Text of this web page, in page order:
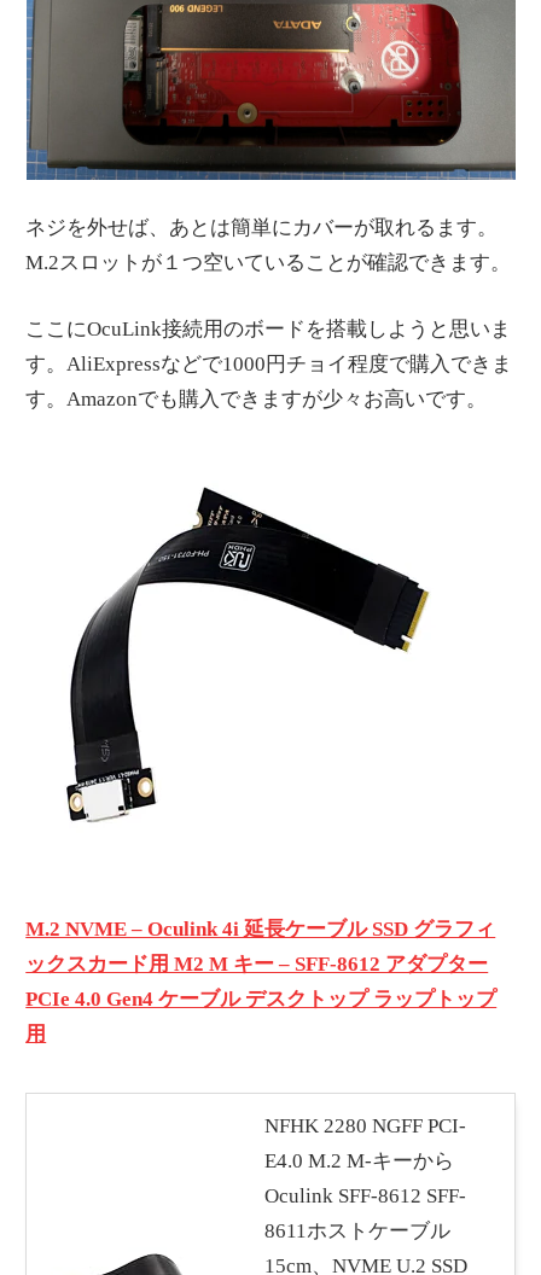
ネジを外せば、あとは簡単にカバーが取れるます。
M.2スロットが１つ空いていることが確認できます。
ここにOcuLink接続用のボードを搭載しようと思いま
す。AliExpressなどで1000円チョイ程度で購入できま
す。Amazonでも購入できますが少々お高いです。
M.2 NVME – Oculink 4i 延長ケーブル SSD グラフィ
ックスカード用 M2 M キー – SFF-8612 アダプター
PCIe 4.0 Gen4 ケーブル デスクトップ ラップトップ
用
NFHK 2280 NGFF PCI-
E4.0 M.2 M-キーから
Oculink SFF-8612 SFF-
8611ホストケーブル
15cm、NVME U.2 SSD